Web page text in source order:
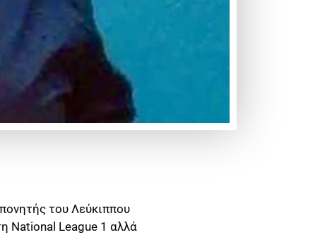
του Λεύκιππου
National League 1 αλλά